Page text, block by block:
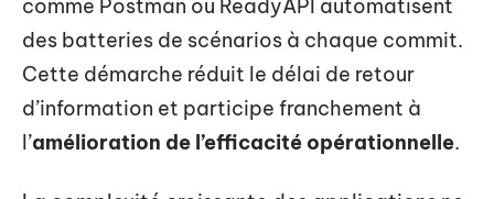
comme Postman ou ReadyAPI automatisent
des batteries de scénarios à chaque commit.
Cette démarche réduit le délai de retour
d’information et participe franchement à
l’amélioration de l’efficacité opérationnelle.